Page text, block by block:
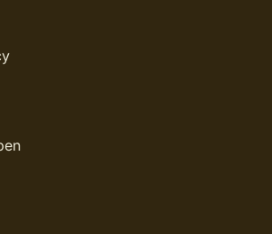
Pensel eller roller
antal strykningar: 2
artikelnummer: